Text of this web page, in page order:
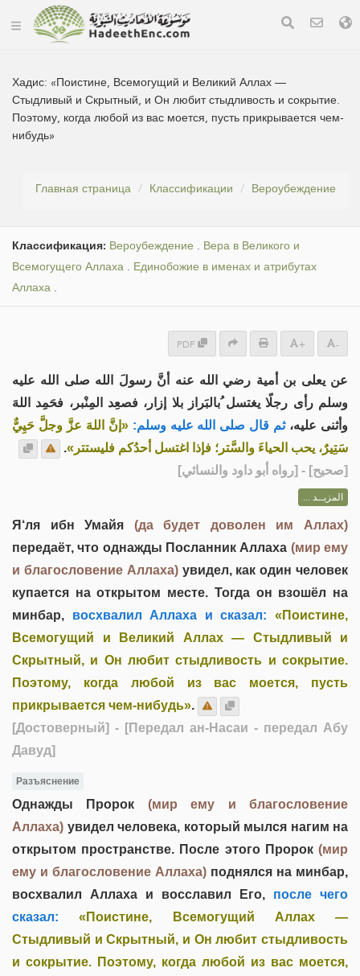
Хадис: «Поистине, Всемогущий и Великий Аллах —
Стыдливый и Скрытный, и Он любит стыдливость и сокрытие.
Поэтому, когда любой из вас моется, пусть прикрывается чем-
нибудь»
Главная страница Классификации Вероубеждение
Классификация: Вероубеждение . Вера в Великого и
Всемогущего Аллаха . Единобожие в именах и атрибутах
Аллаха .
PDF + -
عن يعلى بن أمية رضي الله عنه أنَّ رسولَ الله صلى الله عليه
وسلم رأى رجلًا يغتسل ُبالبَراز بلا إزار، فصعِد المِنْبر، فحَمِد اللهَ
وأثنى عليه، ثم قال صلى الله عليه وسلم: «إنَّ اللهَ عزَّ وجلَّ حَيِيٌّ
سَتِيرٌ، يحب الحياءَ والسَّتر؛ فإذا اغتسل أحدُكم فليستتر».
[صحيح] - [رواه أبو داود والنسائي]
المزيــد ...
Я‘ля ибн Умайя (да будет доволен им Аллах)
передаёт, что однажды Посланник Аллаха (мир ему
и благословение Аллаха)увидел, как один человек
купается на открытом месте. Тогда он взошёл на
минбар, восхвалил Аллаха и сказал:
«Поистине,
Всемогущий и Великий Аллах — Стыдливый и
Скрытный, и Он любит стыдливость и сокрытие.
Поэтому, когда любой из вас моется, пусть
прикрывается чем-нибудь».
[Достоверный] - [Передал ан-Насаи - передал Абу
Давуд]
Разъяснение
Однажды Пророк (мир ему и благословение
Аллаха) увидел человека, который мылся нагим на
открытом пространстве. После этого Пророк (мир
ему и благословение Аллаха) поднялся на минбар,
восхвалил Аллаха и восславил Его, после чего
сказал:
«Поистине, Всемогущий Аллах —
Стыдливый и Скрытный, и Он любит стыдливость
и сокрытие. Поэтому, когда любой из вас моется,